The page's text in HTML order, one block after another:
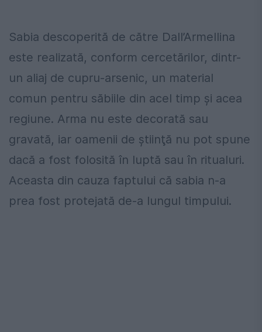
Sabia descoperită de către Dall’Armellina
este realizată, conform cercetărilor, dintr-
un aliaj de cupru-arsenic, un material
comun pentru săbiile din acel timp şi acea
regiune. Arma nu este decorată sau
gravată, iar oamenii de ştiinţă nu pot spune
dacă a fost folosită în luptă sau în ritualuri.
Aceasta din cauza faptului că sabia n-a
prea fost protejată de-a lungul timpului.